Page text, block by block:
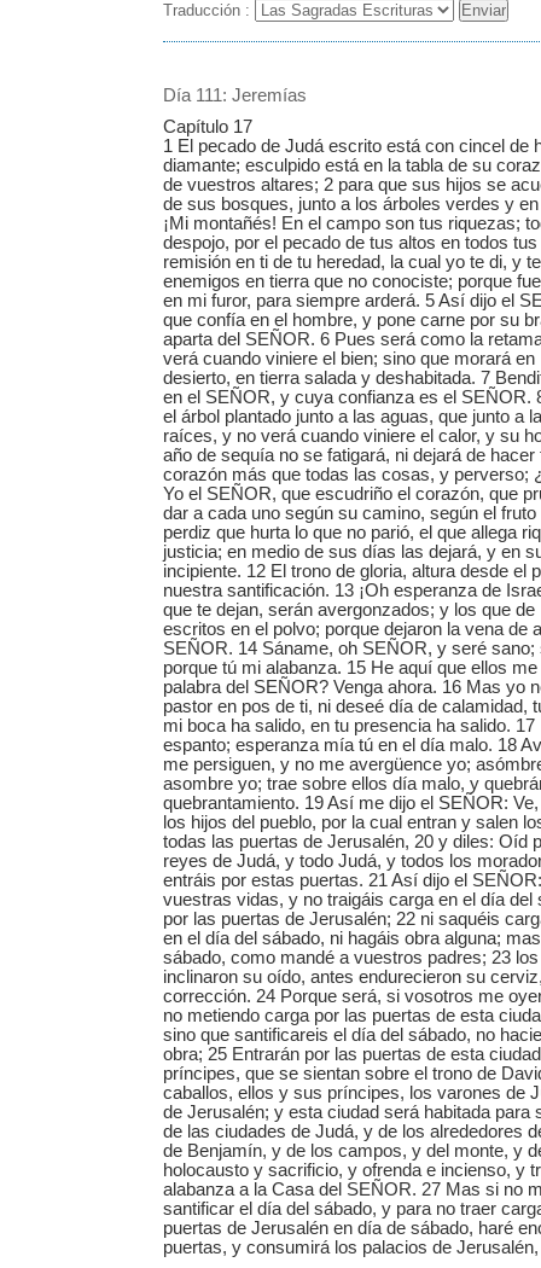
Traducción :
Día 111: Jeremías
Capítulo 17
1 El pecado de Judá escrito está con cincel de
diamante; esculpido está en la tabla de su
de vuestros altares; 2 para que sus hijos se
de sus bosques, junto a los árboles verdes y
¡Mi montañés! En el campo son tus riquezas;
despojo, por el pecado de tus altos en todos
remisión en ti de tu heredad, la cual yo te di, y
enemigos en tierra que no conociste; porque
en mi furor, para siempre arderá. 5 Así dijo el
que confía en el hombre, y pone carne por su
aparta del SEÑOR. 6 Pues será como la
verá cuando viniere el bien; sino que morará
desierto, en tierra salada y deshabitada. 7
en el SEÑOR, y cuya confianza es el SEÑOR.
el árbol plantado junto a las aguas, que junto a
raíces, y no verá cuando viniere el calor, y su
año de sequía no se fatigará, ni dejará de
corazón más que todas las cosas, y perverso;
Yo el SEÑOR, que escudriño el corazón, que
dar a cada uno según su camino, según el
perdiz que hurta lo que no parió, el que allega
justicia; en medio de sus días las dejará, y en
incipiente. 12 El trono de gloria, altura desde el
nuestra santificación. 13 ¡Oh esperanza de
que te dejan, serán avergonzados; y los que
escritos en el polvo; porque dejaron la vena de
SEÑOR. 14 Sáname, oh SEÑOR, y seré
porque tú mi alabanza. 15 He aquí que ellos
palabra del SEÑOR? Venga ahora. 16 Mas yo
pastor en pos de ti, ni deseé día de calamidad,
mi boca ha salido, en tu presencia ha salido.
espanto; esperanza mía tú en el día malo. 18
me persiguen, y no me avergüence yo;
asombre yo; trae sobre ellos día malo, y
quebrantamiento. 19 Así me dijo el SEÑOR:
los hijos del pueblo, por la cual entran y salen
todas las puertas de Jerusalén, 20 y diles: Oíd
reyes de Judá, y todo Judá, y todos los
entráis por estas puertas. 21 Así dijo el
vuestras vidas, y no traigáis carga en el día del
por las puertas de Jerusalén; 22 ni saquéis
en el día del sábado, ni hagáis obra alguna;
sábado, como mandé a vuestros padres; 23
inclinaron su oído, antes endurecieron su
corrección. 24 Porque será, si vosotros me
no metiendo carga por las puertas de esta
sino que santificareis el día del sábado, no
obra; 25 Entrarán por las puertas de esta
príncipes, que se sientan sobre el trono de
caballos, ellos y sus príncipes, los varones de
de Jerusalén; y esta ciudad será habitada para
de las ciudades de Judá, y de los alrededores
de Benjamín, y de los campos, y del monte, y
holocausto y sacrificio, y ofrenda e incienso, y
alabanza a la Casa del SEÑOR. 27 Mas si no
santificar el día del sábado, y para no traer
puertas de Jerusalén en día de sábado, haré
puertas, y consumirá los palacios de